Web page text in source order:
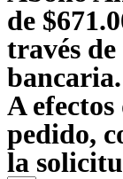
de
través
bancaria.
A
pedido,
la